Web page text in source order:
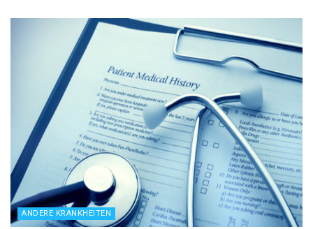
ANDERE KRANKHEITEN